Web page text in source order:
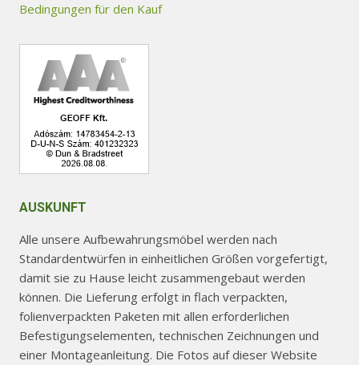
Bedingungen für den Kauf
AUSKUNFT
Alle unsere Aufbewahrungsmöbel werden nach
Standardentwürfen in einheitlichen Größen vorgefertigt,
damit sie zu Hause leicht zusammengebaut werden
können. Die Lieferung erfolgt in flach verpackten,
folienverpackten Paketen mit allen erforderlichen
Befestigungselementen, technischen Zeichnungen und
einer Montageanleitung. Die Fotos auf dieser Website